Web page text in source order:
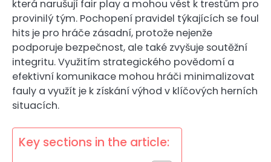
která narušují fair play a mohou vést k trestům pro
provinilý tým. Pochopení pravidel týkajících se foul
hits je pro hráče zásadní, protože nejenže
podporuje bezpečnost, ale také zvyšuje soutěžní
integritu. Využitím strategického povědomí a
efektivní komunikace mohou hráči minimalizovat
fauly a využít je k získání výhod v klíčových herních
situacích.
Key sections in the article: